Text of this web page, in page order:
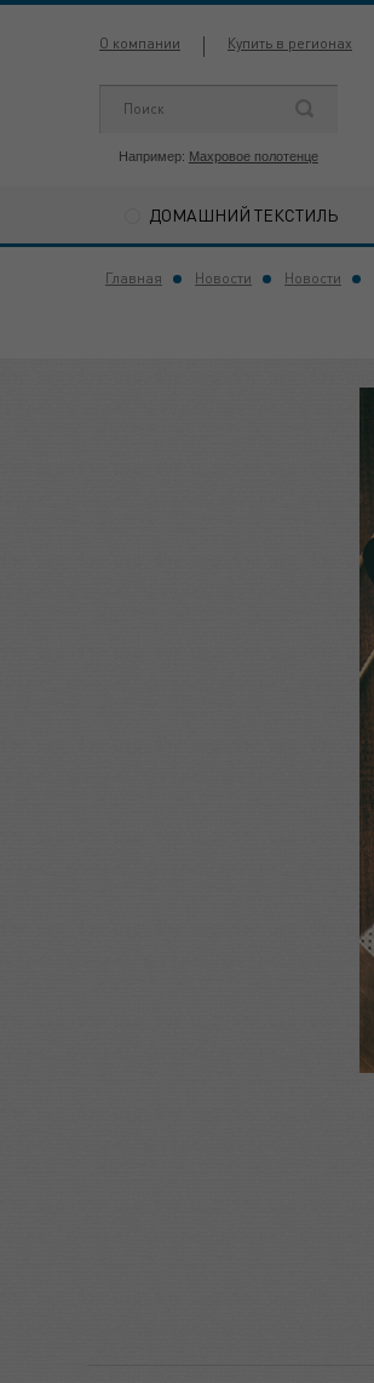
О компании Купить в регионах
Например: Махровое полотенце
ДОМАШНИЙ ТЕКСТИЛЬ
Главная Новости Новости